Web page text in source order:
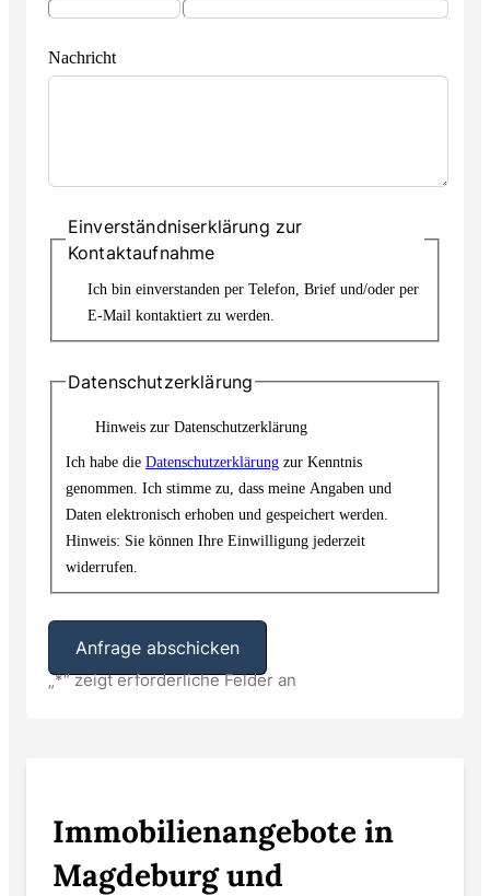
„*“ zeigt erforderliche Felder an
Nachricht
Einverständniserklärung zur
Kontaktaufnahme
Ich bin einverstanden per Telefon, Brief und/oder per
E-Mail kontaktiert zu werden.
Datenschutzerklärung
Hinweis zur Datenschutzerklärung
Ich habe die Datenschutzerklärung zur Kenntnis
genommen. Ich stimme zu, dass meine Angaben und
Daten elektronisch erhoben und gespeichert werden.
Hinweis: Sie können Ihre Einwilligung jederzeit
widerrufen.
Alternative:
Immobilienangebote in
Magdeburg und